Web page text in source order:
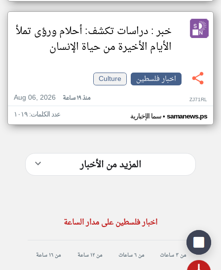
خبر : دراسات تكشف: أحلام ورؤى تملأ
الأيام الأخيرة من حياة الإنسان
اخبار فلسطين
Culture
Aug 06, 2026
منذ ١٩ ساعة ZJ71RL
سما الإخبارية• samanews.ps عدد الكلمات: ١٠١٩
المزيد من الأخبار
اخبار فلسطين على مدار الساعة
من ٣ ساعات من ٦ ساعات من ١٢ ساعة من ١٦ ساعة